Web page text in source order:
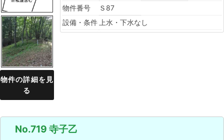
物件の詳細を見
る
物件番号
Ｓ87
設備・条件 上水・下水なし
No.719 寺子乙